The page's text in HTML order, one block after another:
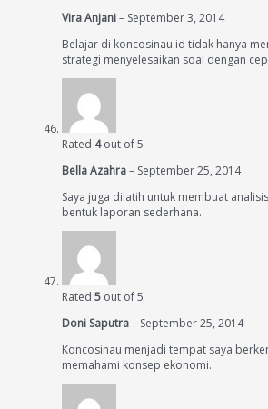
Vira Anjani– September 3, 2014
Belajar di koncosinau.id tidak hanya
strategi menyelesaikan soal dengan
Rated 4out of 5
Bella Azahra– September 25, 2014
Saya juga dilatih untuk membuat
bentuk laporan sederhana.
Rated 5 out of 5
Doni Saputra– September 25, 2014
Koncosinau menjadi tempat saya
memahami konsep ekonomi.